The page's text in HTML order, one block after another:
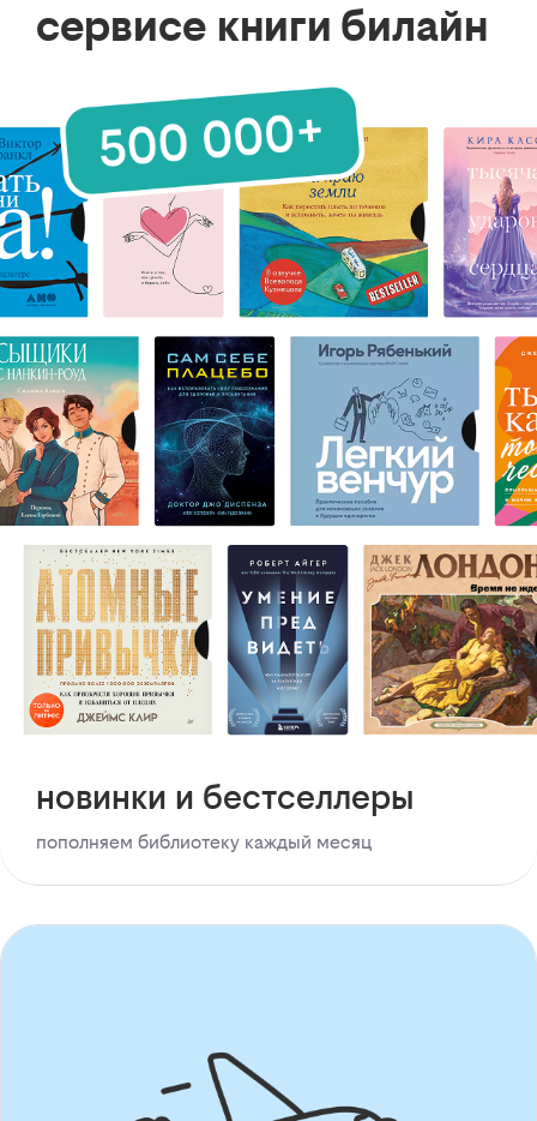
сервисе книги билайн
новинки и бестселлеры
пополняем библиотеку каждый месяц